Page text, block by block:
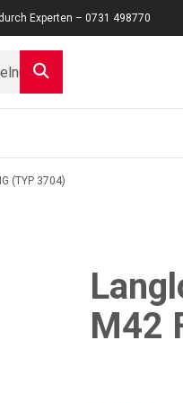
durch Experten – 0731 498770
(TYP 3704)
M42